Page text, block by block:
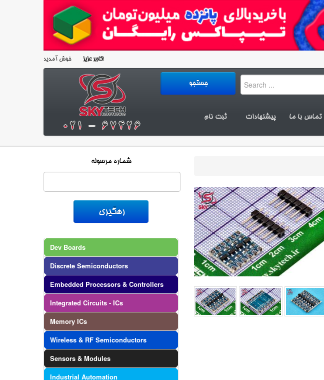
کاربر عزیزخوش آمدید!
تماس با ما پیشنهادات ثبت نام
شماره مرسوله
Dev Boards
Discrete Semiconductors
Embedded Processors & Controllers
Integrated Circuits - ICs
Memory ICs
Wireless & RF Semiconductors
Sensors & Modules
Industrial Automation